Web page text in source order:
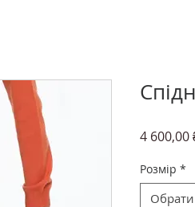
4 600,00
Розмір *
Обрати